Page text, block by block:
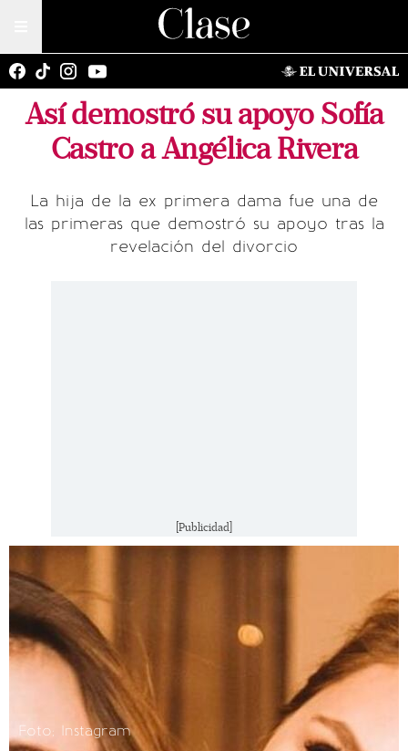
Así demostró su apoyo Sofía
Castro a Angélica Rivera
La hija de la ex primera dama fue una de
las primeras que demostró su apoyo tras la
revelación del divorcio
[Publicidad]
Foto; Instagram